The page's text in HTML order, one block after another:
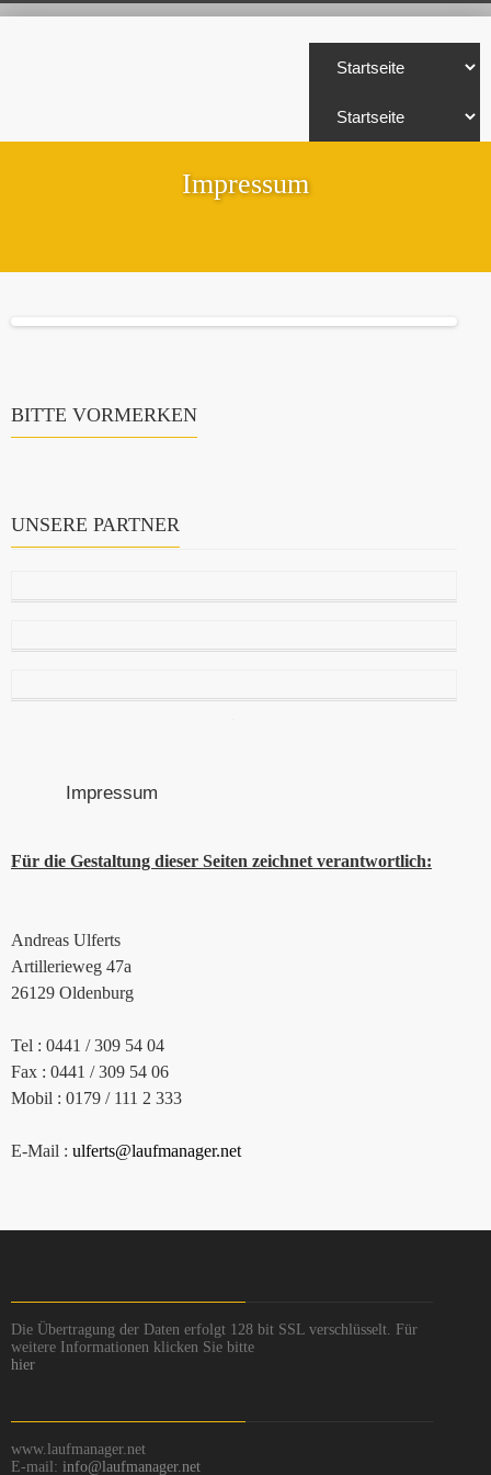
Impressum
BITTE VORMERKEN
UNSERE PARTNER
Impressum
Für die Gestaltung dieser Seiten zeichnet verantwortlich:
Andreas Ulferts
Artillerieweg 47a
26129 Oldenburg
Tel : 0441 / 309 54 04
Fax : 0441 / 309 54 06
Mobil : 0179 / 111 2 333
E-Mail : ulferts@laufmanager.net
Die Übertragung der Daten erfolgt 128 bit SSL verschlüsselt. Für
weitere Informationen klicken Sie bitte
hier
www.laufmanager.net
E-mail: info@laufmanager.net